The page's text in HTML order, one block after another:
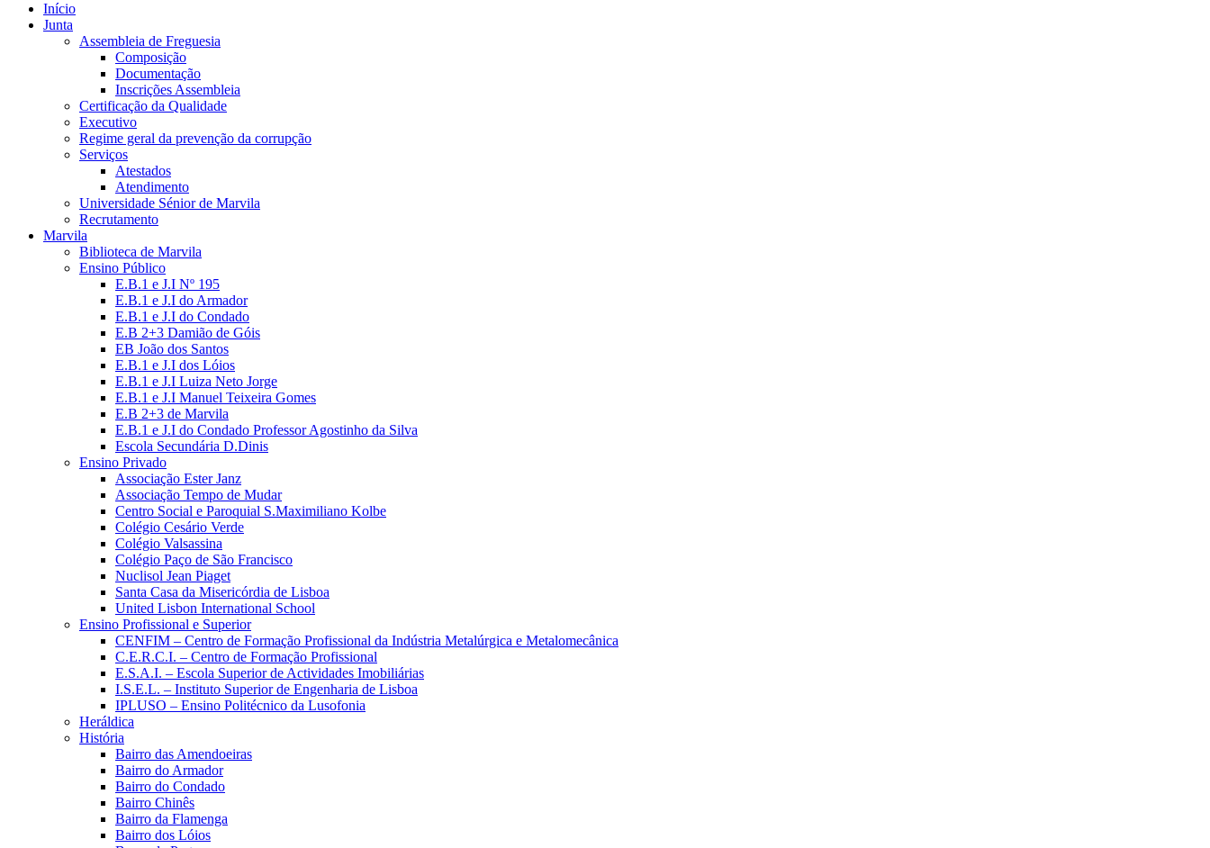
Início
Junta
Assembleia de Freguesia
Composição
Documentação
Inscrições Assembleia
Certificação da Qualidade
Executivo
Regime geral da prevenção da corrupção
Serviços
Atestados
Atendimento
Universidade Sénior de Marvila
Recrutamento
Marvila
Biblioteca de Marvila
Ensino Público
E.B.1 e J.I Nº 195
E.B.1 e J.I do Armador
E.B.1 e J.I do Condado
E.B 2+3 Damião de Góis
EB João dos Santos
E.B.1 e J.I dos Lóios
E.B.1 e J.I Luiza Neto Jorge
E.B.1 e J.I Manuel Teixeira Gomes
E.B 2+3 de Marvila
E.B.1 e J.I do Condado Professor Agostinho da Silva
Escola Secundária D.Dinis
Ensino Privado
Associação Ester Janz
Associação Tempo de Mudar
Centro Social e Paroquial S.Maximiliano Kolbe
Colégio Cesário Verde
Colégio Valsassina
Colégio Paço de São Francisco
Nuclisol Jean Piaget
Santa Casa da Misericórdia de Lisboa
United Lisbon International School
Ensino Profissional e Superior
CENFIM – Centro de Formação Profissional da Indústria Metalúrgica e Metalomecânica
C.E.R.C.I. – Centro de Formação Profissional
E.S.A.I. – Escola Superior de Actividades Imobiliárias
I.S.E.L. – Instituto Superior de Engenharia de Lisboa
IPLUSO – Ensino Politécnico da Lusofonia
Heráldica
História
Bairro das Amendoeiras
Bairro do Armador
Bairro do Condado
Bairro Chinês
Bairro da Flamenga
Bairro dos Lóios